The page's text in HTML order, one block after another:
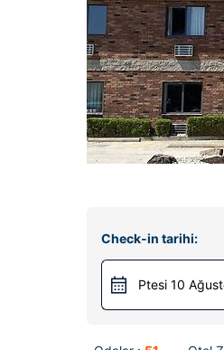
Check-in tarihi:
Ptesi 10